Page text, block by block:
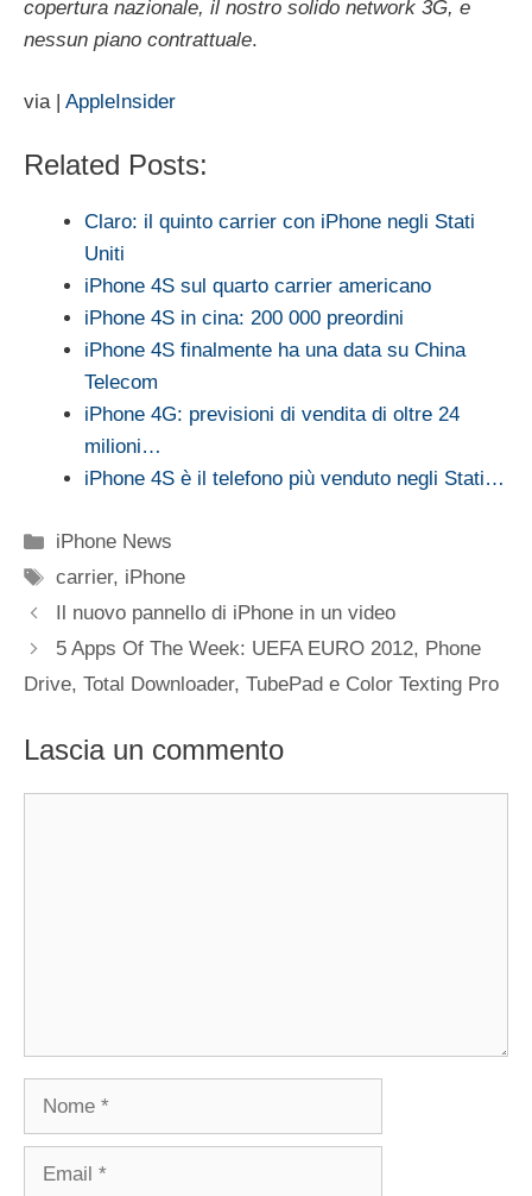
copertura nazionale, il nostro solido network 3G, e
nessun piano contrattuale.
via | AppleInsider
Related Posts:
Claro: il quinto carrier con iPhone negli Stati
Uniti
iPhone 4S sul quarto carrier americano
iPhone 4S in cina: 200 000 preordini
iPhone 4S finalmente ha una data su China
Telecom
iPhone 4G: previsioni di vendita di oltre 24
milioni…
iPhone 4S è il telefono più venduto negli Stati…
Categorie
iPhone News
Tag
carrier, iPhone
Il nuovo pannello di iPhone in un video
5 Apps Of The Week: UEFA EURO 2012, Phone
Drive, Total Downloader, TubePad e Color Texting Pro
Lascia un commento
Nome
Email